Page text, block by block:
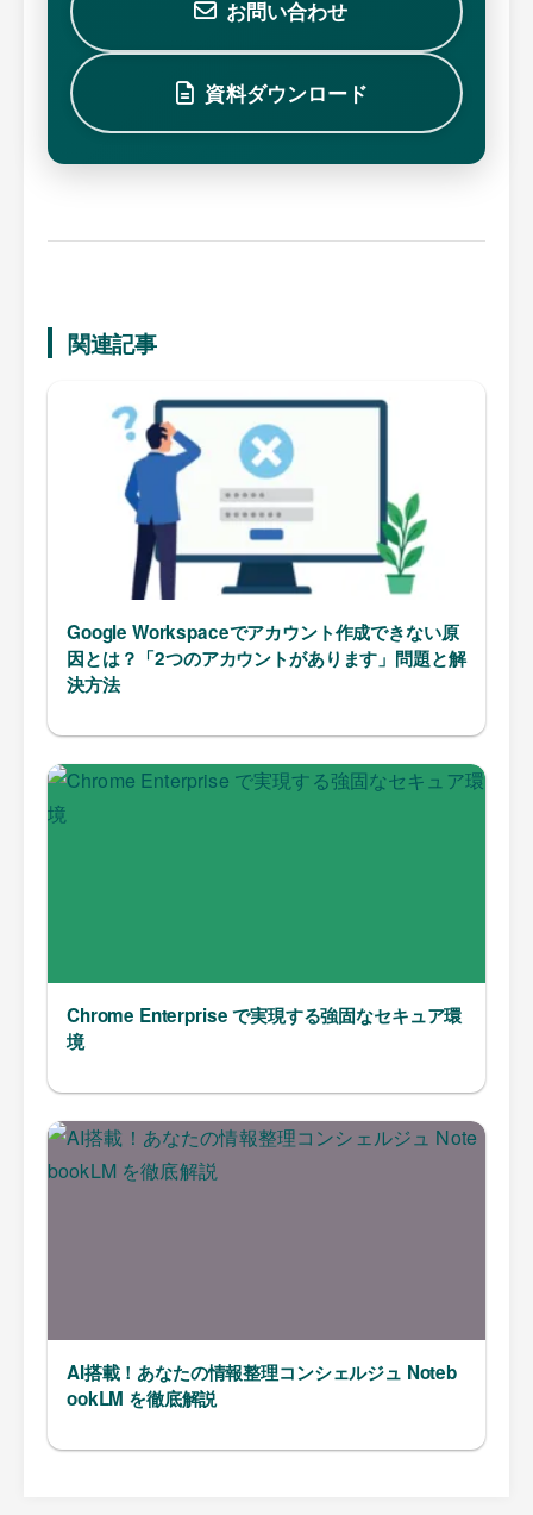
お問い合わせ
資料ダウンロード
関連記事
Google Workspaceでアカウント作成できない原
因とは？「2つのアカウントがあります」問題と解
決方法
Chrome Enterprise で実現する強固なセキュア環
境
AI搭載！あなたの情報整理コンシェルジュ Noteb
ookLM を徹底解説